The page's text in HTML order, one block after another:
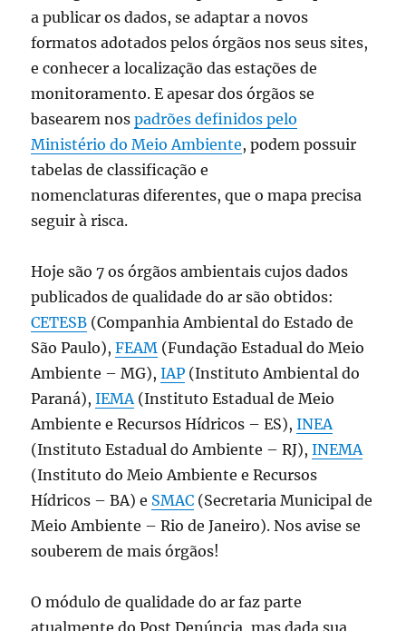
a publicar os dados, se adaptar a novos
formatos adotados pelos órgãos nos seus sites,
e conhecer a localização das estações de
monitoramento. E apesar dos órgãos se
basearem nospadrões definidos pelo
Ministério do Meio Ambiente, podem possuir
tabelas de classificação e
nomenclaturas diferentes, que o mapa precisa
seguir à risca.
Hoje são 7 os órgãos ambientais cujos dados
publicados de qualidade do ar são obtidos:
CETESB (Companhia Ambiental do Estado de
São Paulo),FEAM (Fundação Estadual do Meio
Ambiente – MG),IAP (Instituto Ambiental do
Paraná),IEMA (Instituto Estadual de Meio
Ambiente e Recursos Hídricos – ES),INEA
(Instituto Estadual do Ambiente – RJ),INEMA
(Instituto do Meio Ambiente e Recursos
Hídricos – BA) e SMAC (Secretaria Municipal de
Meio Ambiente – Rio de Janeiro). Nos avise se
souberem de mais órgãos!
O módulo de qualidade do ar faz parte
atualmente do Post Denúncia, mas dada sua